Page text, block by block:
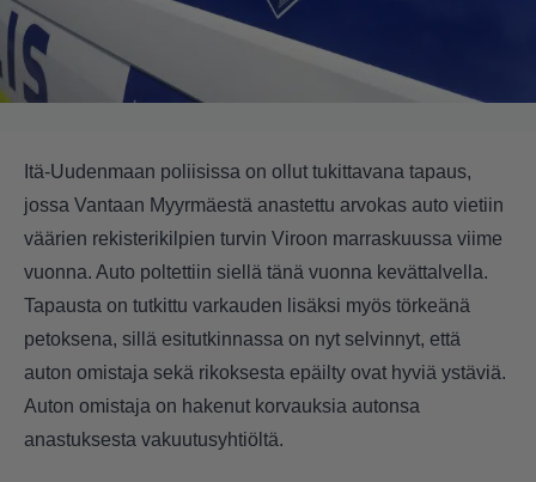
Itä-Uudenmaan poliisissa on ollut tukittavana tapaus,
jossa Vantaan Myyrmäestä anastettu arvokas auto vietiin
väärien rekisterikilpien turvin Viroon marraskuussa viime
vuonna. Auto poltettiin siellä tänä vuonna kevättalvella.
Tapausta on tutkittu varkauden lisäksi myös törkeänä
petoksena, sillä esitutkinnassa on nyt selvinnyt, että
auton omistaja sekä rikoksesta epäilty ovat hyviä ystäviä.
Auton omistaja on hakenut korvauksia autonsa
anastuksesta vakuutusyhtiöltä.